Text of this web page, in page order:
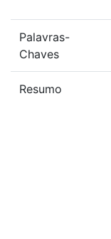
Palavras-
Chaves
Resumo